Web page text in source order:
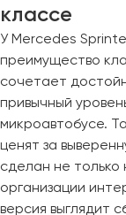
классе
У Mercedes
преимущество
сочетает
привычный
микроавтобусе.
ценят за
сделан не
организации
версия выглядит
Санкт-Петербург
Севастополь
Симферополь
Смоленск
Сочи
Ставрополь